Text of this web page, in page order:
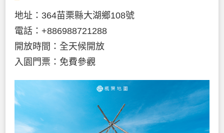
地址：364苗栗縣大湖鄉108號
電話：+886988721288
開放時間：全天候開放
入園門票：免費參觀